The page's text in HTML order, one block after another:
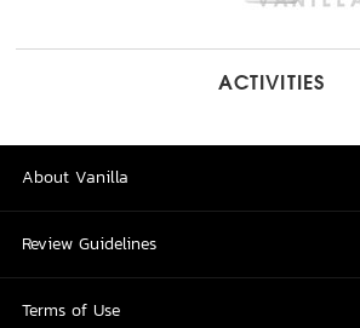
ACTIVITIES
About Vanilla
Review Guidelines
Terms of Use